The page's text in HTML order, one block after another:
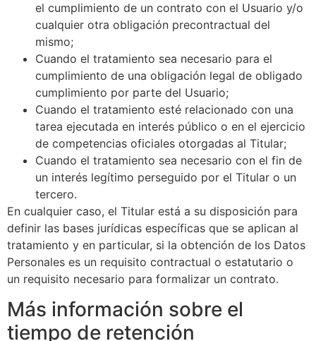
el cumplimiento de un contrato con el Usuario y/o
cualquier otra obligación precontractual del
mismo;
Cuando el tratamiento sea necesario para el
cumplimiento de una obligación legal de obligado
cumplimiento por parte del Usuario;
Cuando el tratamiento esté relacionado con una
tarea ejecutada en interés público o en el ejercicio
de competencias oficiales otorgadas al Titular;
Cuando el tratamiento sea necesario con el fin de
un interés legítimo perseguido por el Titular o un
tercero.
En cualquier caso, el Titular está a su disposición para
definir las bases jurídicas específicas que se aplican al
tratamiento y en particular, si la obtención de los Datos
Personales es un requisito contractual o estatutario o
un requisito necesario para formalizar un contrato.
Más información sobre el
tiempo de retención